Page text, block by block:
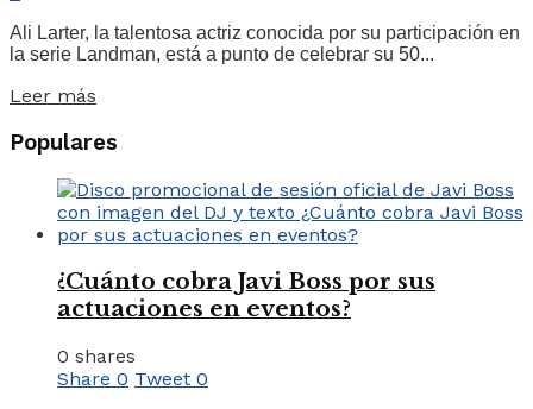
Ali Larter, la talentosa actriz conocida por su participación en
la serie Landman, está a punto de celebrar su 50...
Leer más
Populares
¿Cuánto cobra Javi Boss por sus
actuaciones en eventos?
0 shares
Share 0 Tweet 0